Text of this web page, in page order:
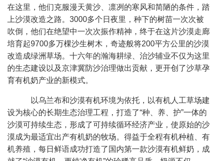
在这里，他们克服漫天黄沙、凛冽的寒风和简陋的条件，踏
上沙漠改造之路。3000多个日夜里，种下的树苗一次次被
吹倒，他们在绝望中一次次振作精神，终于在这片沙漠走廊
培育起9700多万棵沙生树木，奇迹般将200平方公里的沙漠
改造成绿洲草场。十六年的瀚海耕绿、治沙辅业不仅为这里
的生态建设以及京津冀防沙治理做出贡献，更开创了沙草孕
育有机奶产业的新模式。
以乌兰布和沙漠有机环境为依托，以有机人工草场建
设为核心的长期生态治理工程，打造了“种、养、护”一体的
沙漠可持续生态，形成了可持续循环经济产业，使原始的沙
漠成为最适宜出产有机奶的牧场。得益于全程有机种植、有
机养殖，每日鲜语成功打造了国内第一款沙漠有机鲜奶，成